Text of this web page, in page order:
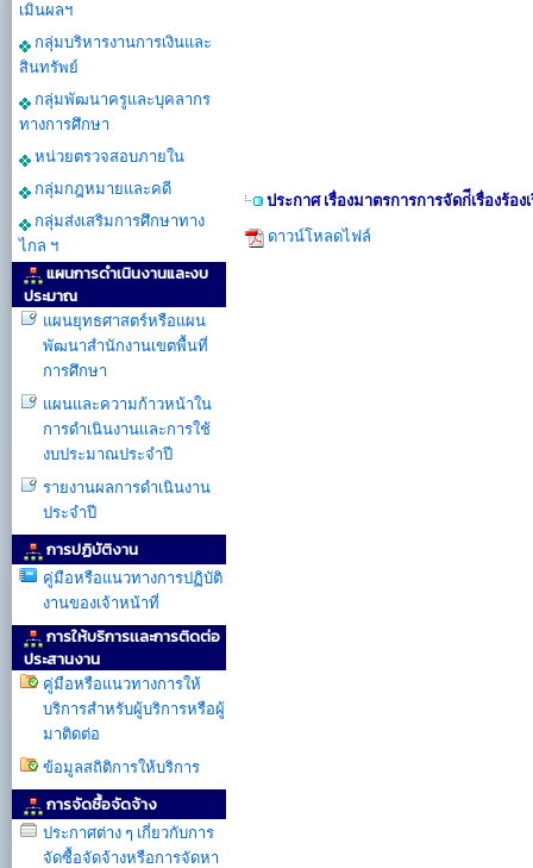
เมินผลฯ
กลุ่มบริหารงานการเงินและ
สินทรัพย์
กลุ่มพัฒนาครูและบุคลากร
ทางการศึกษา
หน่วยตรวจสอบภายใน
กลุ่มกฎหมายและคดี
กลุ่มส่งเสริมการศึกษาทาง
ไกล ฯ
แผนการดำเนินงานและงบ
ประมาณ
แผนยุทธศาสตร์หรือแผน
พัฒนาสำนักงานเขตพื้นที่
การศึกษา
แผนและความก้าวหน้าใน
การดำเนินงานเเละการใช้
งบประมาณประจำปี
รายงานผลการดำเนินงาน
ประจำปี
การปฏิบัติงาน
คู่มือหรือแนวทางการปฏิบัติ
งานของเจ้าหน้าที่
การให้บริการเเละการติดต่อ
ประสานงาน
คู่มือหรือแนวทางการให้
บริการสำหรับผู้บริการหรือผู้
มาติดต่อ
ข้อมูลสถิติการให้บริการ
การจัดซื้อจัดจ้าง
ประกาศต่าง ๆ เกี่ยวกับการ
จัดซื้อจัดจ้างหรือการจัดหา
ประกาศ เรื่องมาตรการการจัดก่ีเรื่องร้
ดาวน์โหลดไฟล์